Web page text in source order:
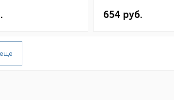
654 руб.